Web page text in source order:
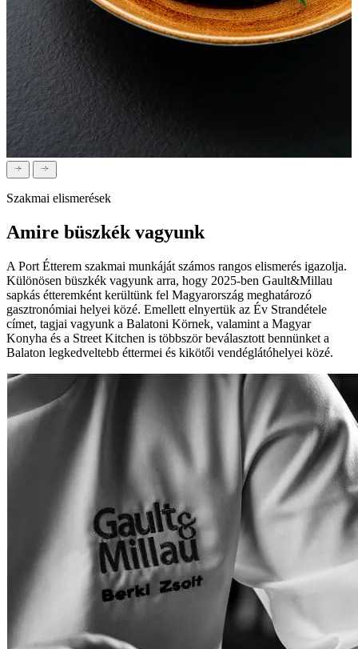
Szakmai elismerések
Amire büszkék vagyunk
A Port Étterem szakmai munkáját számos rangos elismerés igazolja.
Különösen büszkék vagyunk arra, hogy 2025-ben Gault&Millau
sapkás étteremként kerültünk fel Magyarország meghatározó
gasztronómiai helyei közé. Emellett elnyertük az Év Strandétele
címet, tagjai vagyunk a Balatoni Körnek, valamint a Magyar
Konyha és a Street Kitchen is többször beválasztott bennünket a
Balaton legkedveltebb éttermei és kikötői vendéglátóhelyei közé.